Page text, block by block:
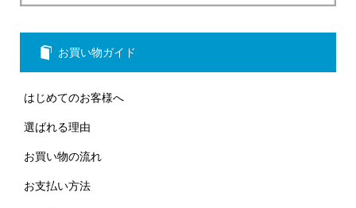
お買い物ガイド
はじめてのお客様へ
選ばれる理由
お買い物の流れ
お支払い方法